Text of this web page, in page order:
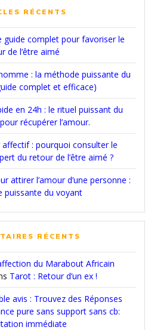
RÉCENTS
guide complet pour favoriser le
de l’être aimé
: la méthode puissante du
complet et efficace)
en 24h : le rituel puissant du
récupérer l’amour.
: pourquoi consulter le
du retour de l’être aimé ?
attirer l’amour d’une personne :
puissante du voyant
RÉCENTS
du Marabout Africain
Tarot : Retour d’un ex !
avis : Trouvez des Réponses
pure sans support sans cb:
immédiate